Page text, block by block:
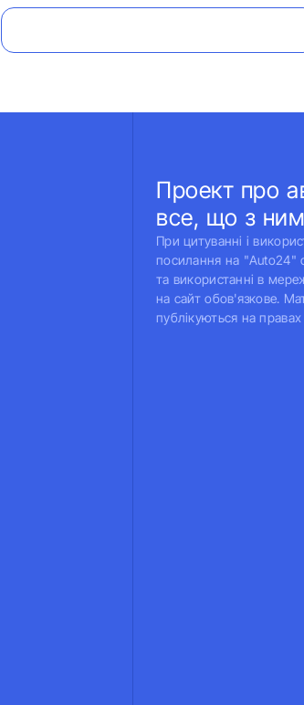
Проект про
все, що з
При цитуванні і
посилання на "Auto24"
та використанні в
на сайт обов'язкове.
публікуються на